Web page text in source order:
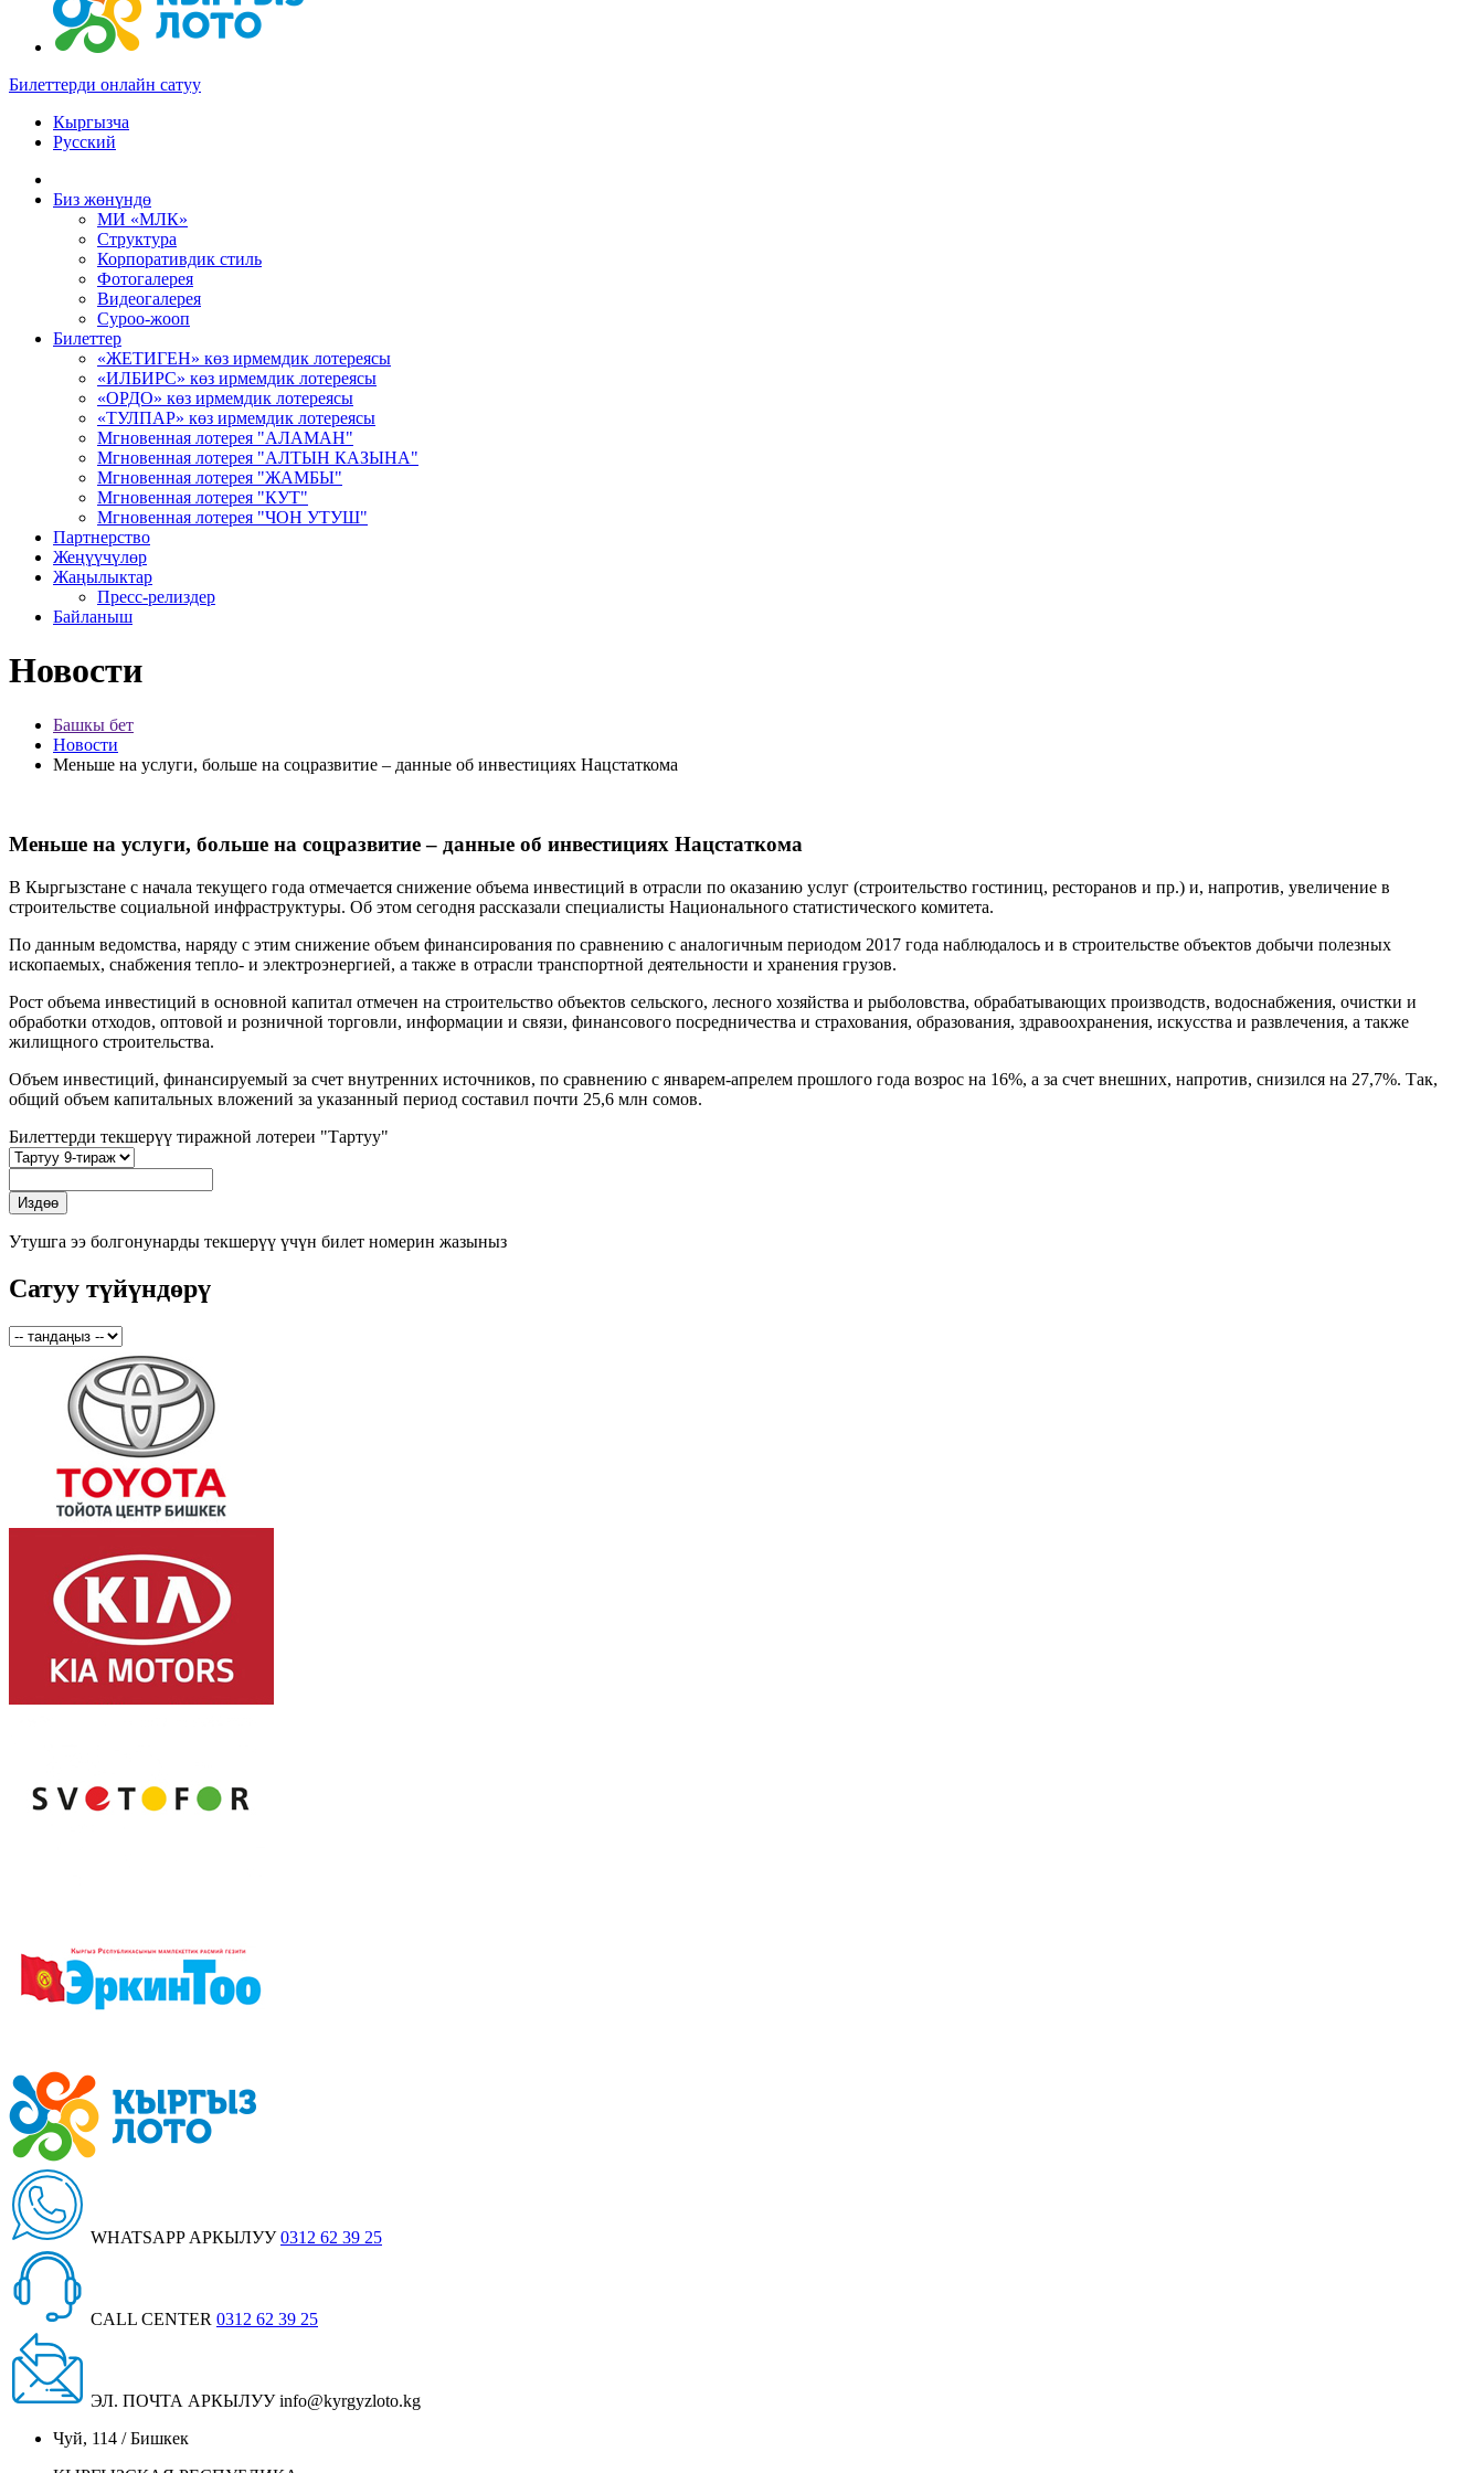
Билеттерди онлайн сатуу
Кыргызча
Русский
Биз жөнүндө
МИ «МЛК»
Структура
Корпоративдик стиль
Фотогалерея
Видеогалерея
Суроо-жооп
Билеттер
«ЖЕТИГЕН» көз ирмемдик лотереясы
«ИЛБИРС» көз ирмемдик лотереясы
«ОРДО» көз ирмемдик лотереясы
«ТУЛПАР» көз ирмемдик лотереясы
Мгновенная лотерея "АЛАМАН"
Мгновенная лотерея "АЛТЫН КАЗЫНА"
Мгновенная лотерея "ЖАМБЫ"
Мгновенная лотерея "КУТ"
Мгновенная лотерея "ЧОН УТУШ"
Партнерство
Жеңүүчүлөр
Жаңылыктар
Пресс-релиздер
Байланыш
Новости
Башкы бет
Новости
Меньше на услуги, больше на соцразвитие – данные об инвестициях Нацстаткома
Меньше на услуги, больше на соцразвитие – данные об инвестициях Нацстаткома
В Кыргызстане с начала текущего года отмечается снижение объема инвестиций в отрасли по оказанию услуг (строительство гостиниц, ресторанов и пр.) и, напротив, увеличение в
строительстве социальной инфраструктуры. Об этом сегодня рассказали специалисты Национального статистического комитета.
По данным ведомства, наряду с этим снижение объем финансирования по сравнению с аналогичным периодом 2017 года наблюдалось и в строительстве объектов добычи полезных
ископаемых, снабжения тепло- и электроэнергией, а также в отрасли транспортной деятельности и хранения грузов.
Рост объема инвестиций в основной капитал отмечен на строительство объектов сельского, лесного хозяйства и рыболовства, обрабатывающих производств, водоснабжения, очистки и
обработки отходов, оптовой и розничной торговли, информации и связи, финансового посредничества и страхования, образования, здравоохранения, искусства и развлечения, а также
жилищного строительства.
Объем инвестиций, финансируемый за счет внутренних источников, по сравнению с январем-апрелем прошлого года возрос на 16%, а за счет внешних, напротив, снизился на 27,7%. Так,
общий объем капитальных вложений за указанный период составил почти 25,6 млн сомов.
Билеттерди текшерүү тиражной лотереи "Тартуу"
Утушга ээ болгонунарды текшерүү үчүн билет номерин жазыныз
Сатуу түйүндөрү
WHATSAPP АРКЫЛУУ 0312 62 39 25
CALL CENTER 0312 62 39 25
ЭЛ. ПОЧТА АРКЫЛУУ info@kyrgyzloto.kg
Чуй, 114 / Бишкек